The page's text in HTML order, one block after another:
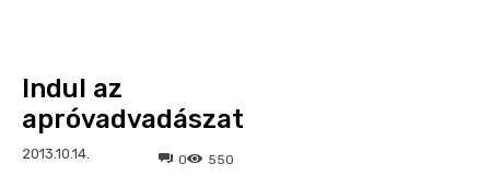
Indul az
apróvadvadászat
2013.10.14. 550
0